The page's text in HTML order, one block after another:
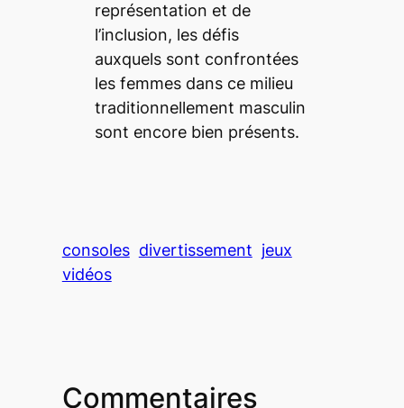
représentation et de
l’inclusion, les défis
auxquels sont confrontées
les femmes dans ce milieu
traditionnellement masculin
sont encore bien présents.
consoles divertissement jeux
vidéos
Commentaires